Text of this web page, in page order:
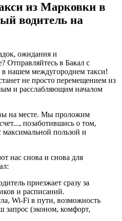
из Марковки в
водитель на
ожидания и
Отправляйтесь в Бакал с
нашем междугороднем такси!
не просто перемещением из
и расслабляющим началом
на месте. Мы проложим
, позаботившись о том,
пользой и
нас снова и снова для
приезжает сразу за
и расписаний.
Wi-Fi в пути, возможность
запрос (эконом, комфорт,